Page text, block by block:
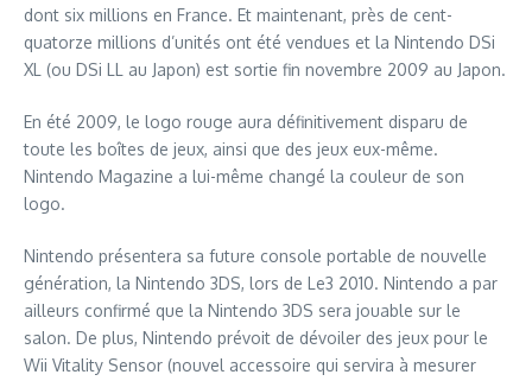
dont six millions en France. Et maintenant, près de cent-
quatorze millions d’unités ont été vendues et la Nintendo DSi
XL (ou DSi LL au Japon) est sortie fin novembre 2009 au Japon.
En été 2009, le logo rouge aura définitivement disparu de
toute les boîtes de jeux, ainsi que des jeux eux-même.
Nintendo Magazine a lui-même changé la couleur de son
logo.
Nintendo présentera sa future console portable de nouvelle
génération, la Nintendo 3DS, lors de Le3 2010. Nintendo a par
ailleurs confirmé que la Nintendo 3DS sera jouable sur le
salon. De plus, Nintendo prévoit de dévoiler des jeux pour le
Wii Vitality Sensor (nouvel accessoire qui servira à mesurer